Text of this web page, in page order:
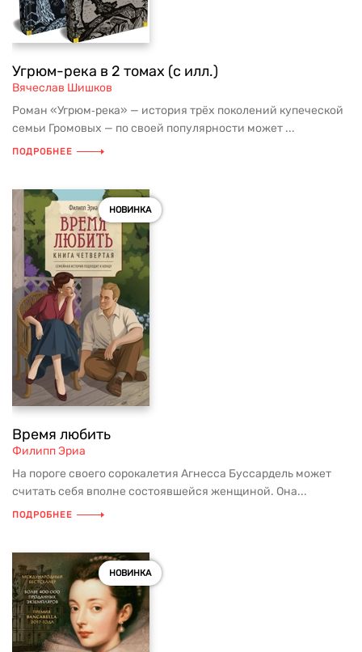
Угрюм-река в 2 томах (с илл.)
Вячеслав Шишков
Роман «Угрюм‑река» — история трёх поколений купеческой
семьи Громовых — по своей популярности может ...
ПОДРОБНЕЕ
НОВИНКА
Время любить
Филипп Эриа
На пороге своего сорокалетия Агнесса Буссардель может
считать себя вполне состоявшейся женщиной. Она...
ПОДРОБНЕЕ
НОВИНКА